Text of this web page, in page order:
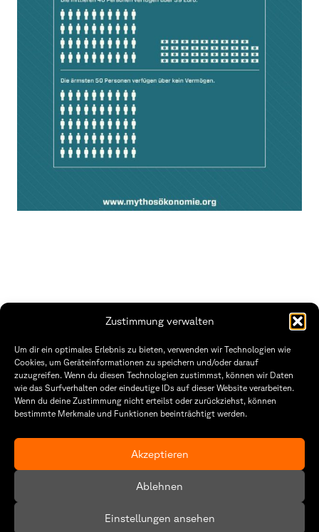
Zustimmung verwalten
Um dir ein optimales Erlebnis zu bieten, verwenden wir Technologien wie
Cookies, um Geräteinformationen zu speichern und/oder darauf
zuzugreifen. Wenn du diesen Technologien zustimmst, können wir Daten
wie das Surfverhalten oder eindeutige IDs auf dieser Website verarbeiten.
Wenn du deine Zustimmung nicht erteilst oder zurückziehst, können
bestimmte Merkmale und Funktionen beeinträchtigt werden.
Akzeptieren
Ablehnen
Einstellungen ansehen
Technische Hochschule
Würzburg-Schweinfurt
Sanderheinrichsleitenweg 20
97074 Würzburg
Öffnungszeiten Dekanat
Montag – Freitag
8:30 – 12:00
Dienstag & Donnerstag
8:30 – 15:30